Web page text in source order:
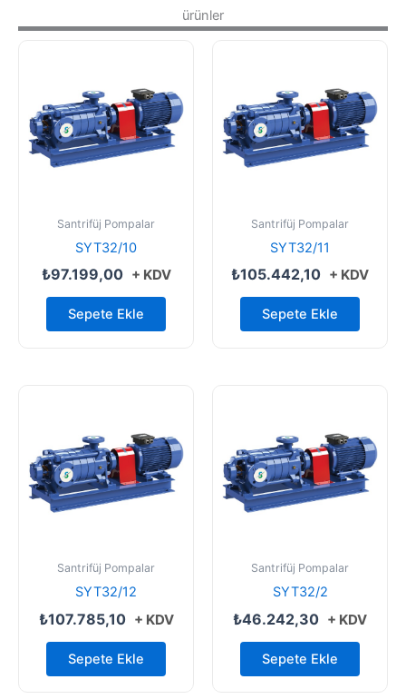
ürünler
Santrifüj Pompalar
SYT32/10
₺97.199,00 + KDV
Sepete Ekle
Santrifüj Pompalar
SYT32/11
₺105.442,10 + KDV
Sepete Ekle
Santrifüj Pompalar
SYT32/12
₺107.785,10 + KDV
Sepete Ekle
Santrifüj Pompalar
SYT32/2
₺46.242,30 + KDV
Sepete Ekle